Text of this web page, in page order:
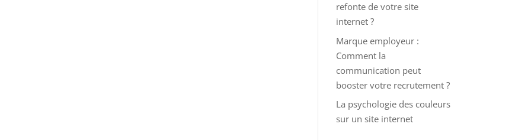
refonte de votre site
internet ?
Marque employeur :
Comment la
communication peut
booster votre recrutement ?
La psychologie des couleurs
sur un site internet